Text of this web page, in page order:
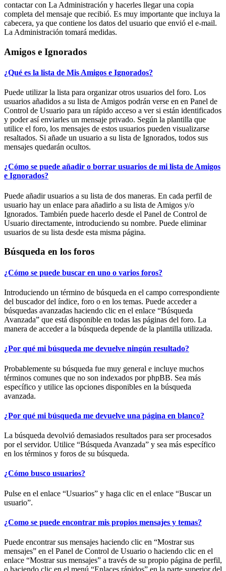
contactar con La Administración y hacerles llegar una copia
completa del mensaje que recibió. Es muy importante que incluya la
cabecera, ya que contiene los datos del usuario que envió el e-mail.
La Administración tomará medidas.
Amigos e Ignorados
¿Qué es la lista de Mis Amigos e Ignorados?
Puede utilizar la lista para organizar otros usuarios del foro. Los
usuarios añadidos a su lista de Amigos podrán verse en en Panel de
Control de Usuario para un rápido acceso a ver si están identificados
y poder así enviarles un mensaje privado. Según la plantilla que
utilice el foro, los mensajes de estos usuarios pueden visualizarse
resaltados. Si añade un usuario a su lista de Ignorados, todos sus
mensajes quedarán ocultos.
¿Cómo se puede añadir o borrar usuarios de mi lista de Amigos
e Ignorados?
Puede añadir usuarios a su lista de dos maneras. En cada perfil de
usuario hay un enlace para añadirlo a su lista de Amigos y/o
Ignorados. También puede hacerlo desde el Panel de Control de
Usuario directamente, introduciendo su nombre. Puede eliminar
usuarios de su lista desde esta misma página.
Búsqueda en los foros
¿Cómo se puede buscar en uno o varios foros?
Introduciendo un término de búsqueda en el campo correspondiente
del buscador del índice, foro o en los temas. Puede acceder a
búsquedas avanzadas haciendo clic en el enlace “Búsqueda
Avanzada” que está disponible en todas las páginas del foro. La
manera de acceder a la búsqueda depende de la plantilla utilizada.
¿Por qué mi búsqueda me devuelve ningún resultado?
Probablemente su búsqueda fue muy general e incluye muchos
términos comunes que no son indexados por phpBB. Sea más
específico y utilice las opciones disponibles en la búsqueda
avanzada.
¿Por qué mi búsqueda me devuelve una página en blanco?
La búsqueda devolvió demasiados resultados para ser procesados
por el servidor. Utilice “Búsqueda Avanzada” y sea más específico
en los términos y foros de su búsqueda.
¿Cómo busco usuarios?
Pulse en el enlace “Usuarios” y haga clic en el enlace “Buscar un
usuario”.
¿Como se puede encontrar mis propios mensajes y temas?
Puede encontrar sus mensajes haciendo clic en “Mostrar sus
mensajes” en el Panel de Control de Usuario o haciendo clic en el
enlace “Mostrar sus mensajes” a través de su propio página de perfil,